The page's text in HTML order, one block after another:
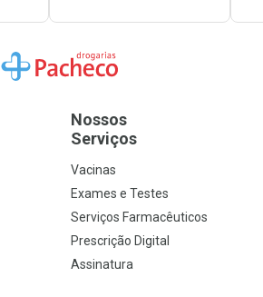
Ir para a Home
Nossos
Serviços
Vacinas
Exames e Testes
Serviços Farmacêuticos
Prescrição Digital
Assinatura